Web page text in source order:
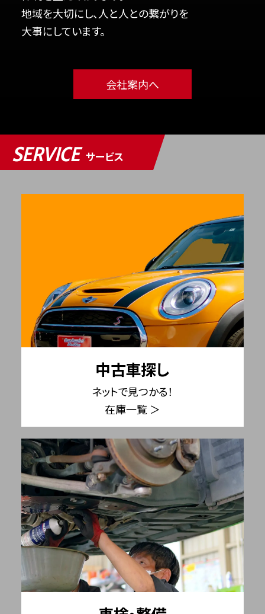
地域を大切にし、人と人との繋がりを
大事にしています。
会社案内へ
SERVICE サービス
中古車探し
ネットで見つかる！
在庫一覧 ＞